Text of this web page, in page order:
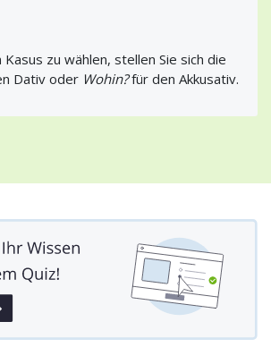
zu wählen, stellen Sie sich die
Dativ oder Wohin?für den Akkusativ.